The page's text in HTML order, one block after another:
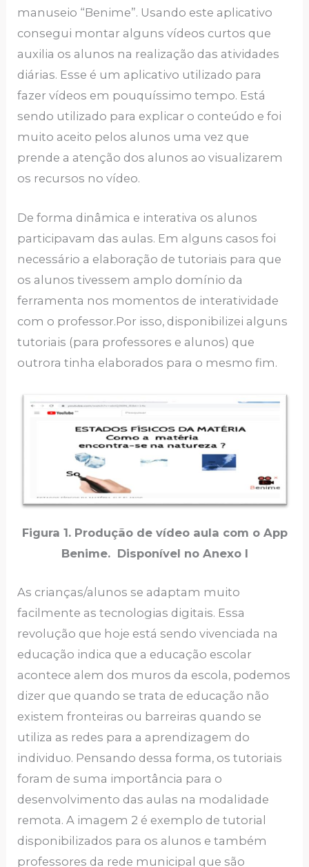
manuseio “Benime”. Usando este aplicativo
consegui montar alguns vídeos curtos que
auxilia os alunos na realização das atividades
diárias. Esse é um aplicativo utilizado para
fazer vídeos em pouquíssimo tempo. Está
sendo utilizado para explicar o conteúdo e foi
muito aceito pelos alunos uma vez que
prende a atenção dos alunos ao visualizarem
os recursos no vídeo.
De forma dinâmica e interativa os alunos
participavam das aulas. Em alguns casos foi
necessário a elaboração de tutoriais para que
os alunos tivessem amplo domínio da
ferramenta nos momentos de interatividade
com o professor.Por isso, disponibilizei alguns
tutoriais (para professores e alunos) que
outrora tinha elaborados para o mesmo fim.
Figura 1. Produção de vídeo aula com o App
Benime. Disponível no Anexo I
As crianças/alunos se adaptam muito
facilmente as tecnologias digitais. Essa
revolução que hoje está sendo vivenciada na
educação indica que a educação escolar
acontece alem dos muros da escola, podemos
dizer que quando se trata de educação não
existem fronteiras ou barreiras quando se
utiliza as redes para a aprendizagem do
individuo. Pensando dessa forma, os tutoriais
foram de suma importância para o
desenvolvimento das aulas na modalidade
remota. A imagem 2 é exemplo de tutorial
disponibilizados para os alunos e também
professores da rede municipal que são